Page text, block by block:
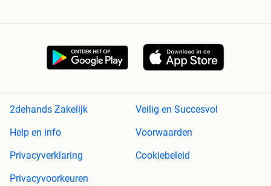
2dehands Zakelijk
Veilig en Succesvol
Help en info
Voorwaarden
Privacyverklaring
Cookiebeleid
Privacyvoorkeuren